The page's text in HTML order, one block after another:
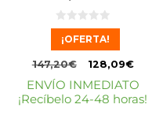
0
e
¡OFERTA!
147,20€ 128,09€
ENVÍO INMEDIATO
¡Recíbelo 24-48 horas!